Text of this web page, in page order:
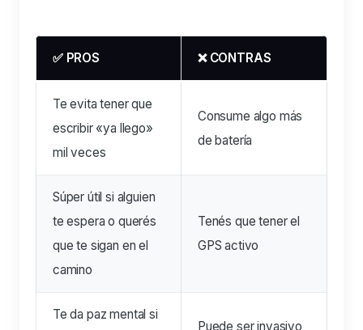
✅ PROS ❌ CONTRAS
Te evita tener que
escribir «ya llego»
mil veces
Consume algo más
de batería
Súper útil si alguien
te espera o querés
que te sigan en el
camino
Tenés que tener el
GPS activo
Te da paz mental si
Puede ser invasivo